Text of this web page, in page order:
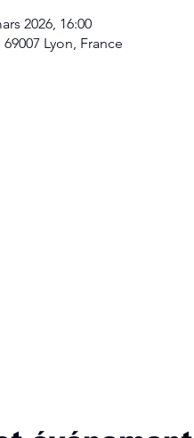
2026, 16:00
Lyon, France